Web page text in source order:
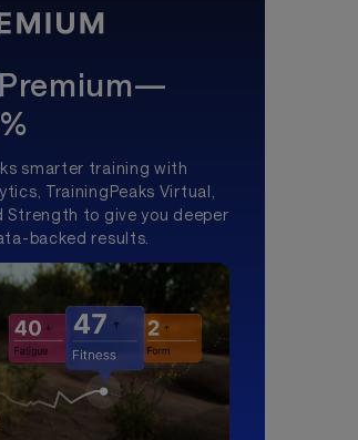
smarter training with
TrainingPeaks Virtual,
Strength to give you deeper
backed results.